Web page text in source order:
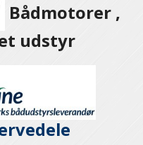
Bådmotorer ,
udstyr